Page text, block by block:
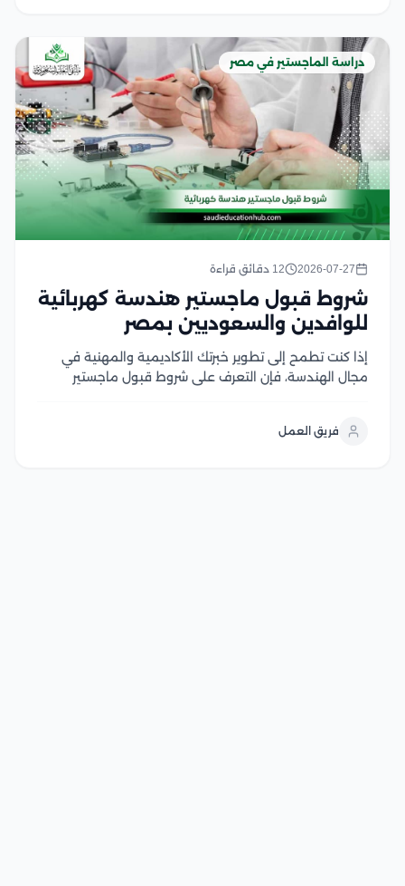
دراسة الماجستير في مصر
2026-07-27 12 دقائق قراءة
شروط قبول ماجستير هندسة كهربائية
للوافدين والسعوديين بمصر
إذا كنت تطمح إلى تطوير خبرتك الأكاديمية والمهنية في
مجال الهندسة، فإن التعرف على شروط قبول ماجستير
متقدمة تجمع بين الجانب الأكاديمي والتطبيقي، مع...
فريق العمل